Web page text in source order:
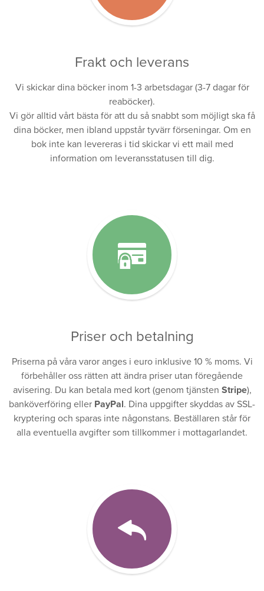
Frakt och leverans
Vi skickar dina böcker inom 1-3 arbetsdagar (3-7 dagar för
reaböcker).
Vi gör alltid vårt bästa för att du så snabbt som möjligt ska få
dina böcker, men ibland uppstår tyvärr förseningar. Om en
bok inte kan levereras i tid skickar vi ett mail med
information om leveransstatusen till dig.
Priser och betalning
Priserna på våra varor anges i euro inklusive 10 % moms. Vi
förbehåller oss rätten att ändra priser utan föregående
avisering. Du kan betala med kort (genom tjänsten Stripe),
banköverföring eller PayPal. Dina uppgifter skyddas av SSL-
kryptering och sparas inte någonstans. Beställaren står för
alla eventuella avgifter som tillkommer i mottagarlandet.